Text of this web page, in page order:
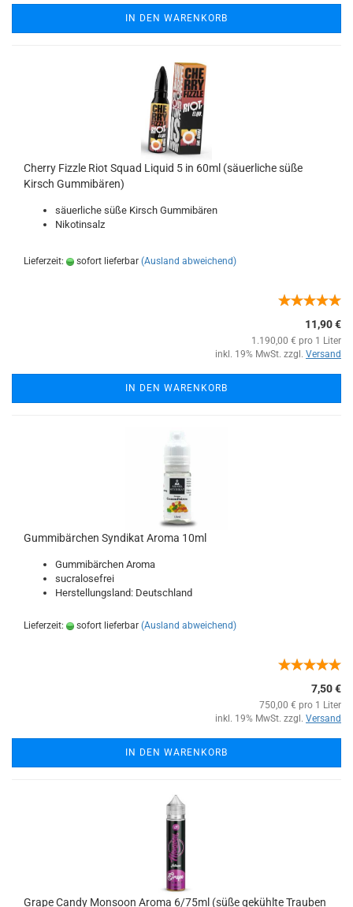
IN DEN WARENKORB
Cherry Fizzle Riot Squad Liquid 5 in 60ml (säuerliche süße
Kirsch Gummibären)
säuerliche süße Kirsch Gummibären
Nikotinsalz
Lieferzeit: sofort lieferbar (Ausland abweichend)
11,90 €
1.190,00 € pro 1 Liter
inkl. 19% MwSt. zzgl. Versand
IN DEN WARENKORB
Gummibärchen Syndikat Aroma 10ml
Gummibärchen Aroma
sucralosefrei
Herstellungsland: Deutschland
Lieferzeit: sofort lieferbar (Ausland abweichend)
7,50 €
750,00 € pro 1 Liter
inkl. 19% MwSt. zzgl. Versand
IN DEN WARENKORB
Grape Candy Monsoon Aroma 6/75ml (süße gekühlte Trauben